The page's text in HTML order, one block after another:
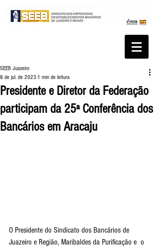
Presidente e Diretor da Federação
participam da 25ª Conferência dos
Bancários em Aracaju
SEEB Juazeiro
8 de jul. de 2023 1 min de leitura
O Presidente do Sindicato dos Bancários de
Juazeiro e Região, Maribaldes da Purificação e  o